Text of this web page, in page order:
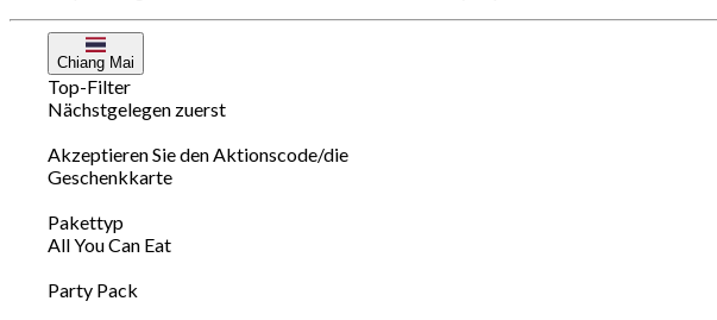
Chiang Mai
Top-Filter
Nächstgelegen zuerst
Akzeptieren Sie den Aktionscode/die
Geschenkkarte
Pakettyp
All You Can Eat
Party Pack